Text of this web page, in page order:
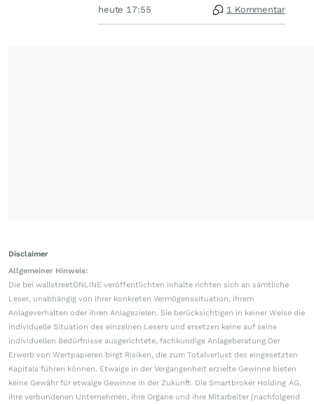
heute 17:55 1 Kommentar
Disclaimer
Allgemeiner Hinweis:
Die bei wallstreetONLINE veröffentlichten Inhalte richten sich an sämtliche
Leser, unabhängig von ihrer konkreten Vermögenssituation, ihrem
Anlageverhalten oder ihren Anlagezielen. Sie berücksichtigen in keiner Weise die
individuelle Situation des einzelnen Lesers und ersetzen keine auf seine
individuellen Bedürfnisse ausgerichtete, fachkundige Anlageberatung.Der
Erwerb von Wertpapieren birgt Risiken, die zum Totalverlust des eingesetzten
Kapitals führen können. Etwaige in der Vergangenheit erzielte Gewinne bieten
keine Gewähr für etwaige Gewinne in der Zukunft. Die Smartbroker Holding AG,
ihre verbundenen Unternehmen, ihre Organe und ihre Mitarbeiter (nachfolgend